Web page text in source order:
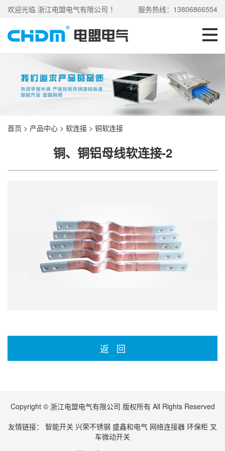
欢迎光临 浙江电盟电气有限公司 ！ 服务热线：13806866554
首页 > 产品中心 > 软连接 > 铜软连接
铜、铜铝母线软连接-2
返 回
Copyright © 浙江电盟电气有限公司 版权所有 All Rights Reserved
友情链接： 智能开关 兴荣不锈钢 盛鑫和电气 网络连接器 环保柜 叉
车微动开关